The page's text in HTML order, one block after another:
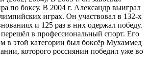
по боксу. В 2004 г. Александр выиграл
играх. Он участвовал в 132-х
и 125 раз в них одержал победу.
в профессиональный спорт. Его
в этой категории был боксёр Мухаммед
которого россиянин победил уже во